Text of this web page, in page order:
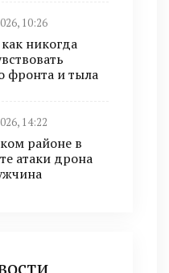
10:26
никогда
фронта и тыла
14:22
районе в
атаки дрона